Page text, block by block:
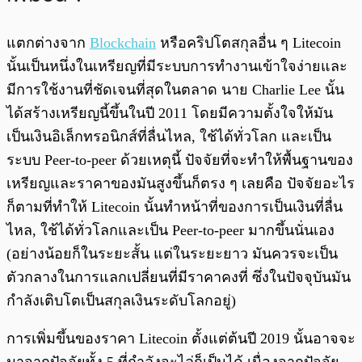
แตกต่างจาก Blockchain หรือคริปโตสกุลอื่น ๆ Litecoin
นั้นเป็นหนึ่งในเหรียญที่มีระบบการทำงานเข้าใจง่ายและ
มีการใช้งานที่ชัดเจนที่สุดในตลาด นาย Charlie Lee นั้น
ได้สร้างเหรียญนี้ขึ้นในปี 2011 โดยมีความตั้งใจให้มัน
เป็นเงินอิเล็กทรอนิกส์ที่ลื่นไหล, ใช้ได้ทั่วโลก และเป็น
ระบบ Peer-to-peer ด้วยเหตุนี้ ปัจจัยที่จะทำให้พื้นฐานของ
เหรียญและราคาของมันสูงขึ้นก็ตรง ๆ เลยคือ ปัจจัยอะไร
ก็ตามที่ทำให้ Litecoin นั้นทำหน้าที่ของการเป็นเงินที่ลื่น
ไหล, ใช้ได้ทั่วโลกและเป็น Peer-to-peer มากขึ้นนั่นเอง
(อย่างน้อยก็ในระยะสั้น แต่ในระยะยาว มันควรจะเป็น
ตัวกลางในการแลกเปลี่ยนที่มีราคาคงที่ ซึ่งในปัจจุบันมัน
กำลังเติบโตเป็นสกุลเงินระดับโลกอยู่)
การเพิ่มขึ้นของราคา Litecoin ตั้งแต่ต้นปี 2019 นั้นอาจจะ